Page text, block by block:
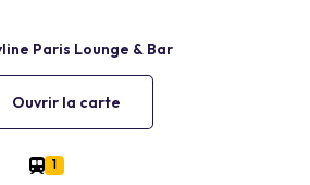
Ouvrir la carte
1